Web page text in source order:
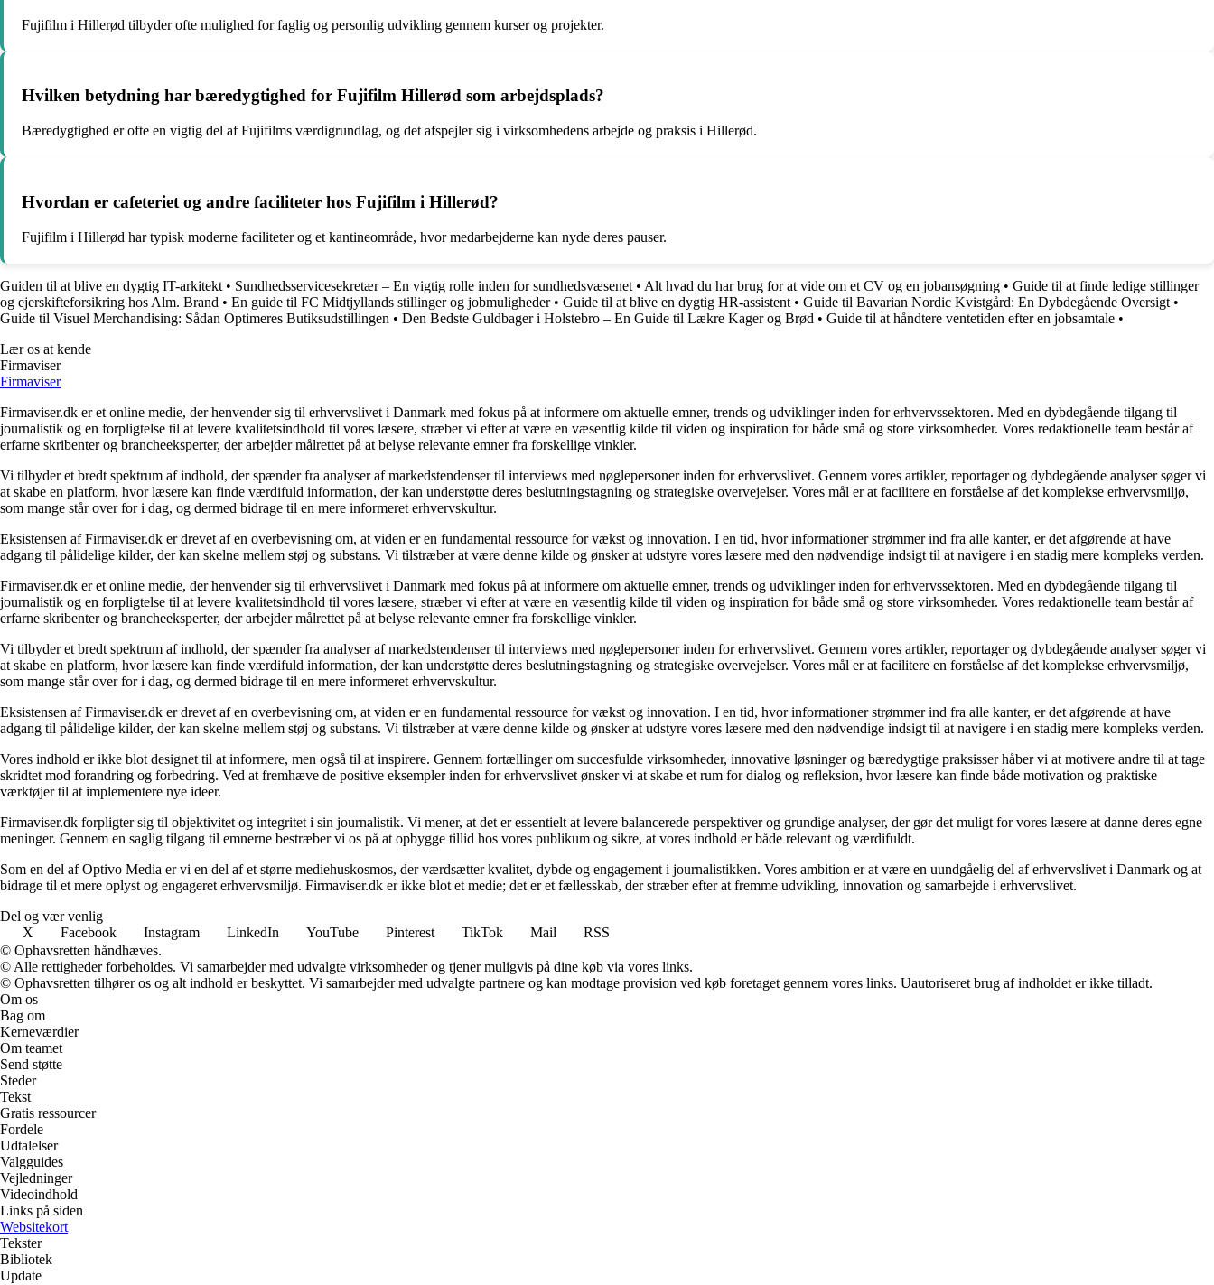
Fujifilm i Hillerød tilbyder ofte mulighed for faglig og personlig udvikling gennem kurser og projekter.
Hvilken betydning har bæredygtighed for Fujifilm Hillerød som arbejdsplads?
Bæredygtighed er ofte en vigtig del af Fujifilms værdigrundlag, og det afspejler sig i virksomhedens arbejde og praksis i Hillerød.
Hvordan er cafeteriet og andre faciliteter hos Fujifilm i Hillerød?
Fujifilm i Hillerød har typisk moderne faciliteter og et kantineområde, hvor medarbejderne kan nyde deres pauser.
Guiden til at blive en dygtig IT-arkitekt • Sundhedsservicesekretær – En vigtig rolle inden for sundhedsvæsenet • Alt hvad du har brug for at vide om et CV og en jobansøgning • Guide til at finde ledige stillinger
og ejerskifteforsikring hos Alm. Brand • En guide til FC Midtjyllands stillinger og jobmuligheder• Guide til at blive en dygtig HR-assistent • Guide til Bavarian Nordic Kvistgård: En Dybdegående Oversigt •
Guide til Visuel Merchandising: Sådan Optimeres Butiksudstillingen • Den Bedste Guldbager i Holstebro – En Guide til Lækre Kager og Brød • Guide til at håndtere ventetiden efter en jobsamtale •
Lær os at kende
Firmaviser
Firmaviser
Firmaviser.dk er et online medie, der henvender sig til erhvervslivet i Danmark med fokus på at informere om aktuelle emner, trends og udviklinger inden for erhvervssektoren. Med en dybdegående tilgang til
journalistik og en forpligtelse til at levere kvalitetsindhold til vores læsere, stræber vi efter at være en væsentlig kilde til viden og inspiration for både små og store virksomheder. Vores redaktionelle team består af
erfarne skribenter og brancheeksperter, der arbejder målrettet på at belyse relevante emner fra forskellige vinkler.
Vi tilbyder et bredt spektrum af indhold, der spænder fra analyser af markedstendenser til interviews med nøglepersoner inden for erhvervslivet. Gennem vores artikler, reportager og dybdegående analyser søger vi
at skabe en platform, hvor læsere kan finde værdifuld information, der kan understøtte deres beslutningstagning og strategiske overvejelser. Vores mål er at facilitere en forståelse af det komplekse erhvervsmiljø,
som mange står over for i dag, og dermed bidrage til en mere informeret erhvervskultur.
Eksistensen af Firmaviser.dk er drevet af en overbevisning om, at viden er en fundamental ressource for vækst og innovation. I en tid, hvor informationer strømmer ind fra alle kanter, er det afgørende at have
adgang til pålidelige kilder, der kan skelne mellem støj og substans. Vi tilstræber at være denne kilde og ønsker at udstyre vores læsere med den nødvendige indsigt til at navigere i en stadig mere kompleks verden.
Firmaviser.dk er et online medie, der henvender sig til erhvervslivet i Danmark med fokus på at informere om aktuelle emner, trends og udviklinger inden for erhvervssektoren. Med en dybdegående tilgang til
journalistik og en forpligtelse til at levere kvalitetsindhold til vores læsere, stræber vi efter at være en væsentlig kilde til viden og inspiration for både små og store virksomheder. Vores redaktionelle team består af
erfarne skribenter og brancheeksperter, der arbejder målrettet på at belyse relevante emner fra forskellige vinkler.
Vi tilbyder et bredt spektrum af indhold, der spænder fra analyser af markedstendenser til interviews med nøglepersoner inden for erhvervslivet. Gennem vores artikler, reportager og dybdegående analyser søger vi
at skabe en platform, hvor læsere kan finde værdifuld information, der kan understøtte deres beslutningstagning og strategiske overvejelser. Vores mål er at facilitere en forståelse af det komplekse erhvervsmiljø,
som mange står over for i dag, og dermed bidrage til en mere informeret erhvervskultur.
Eksistensen af Firmaviser.dk er drevet af en overbevisning om, at viden er en fundamental ressource for vækst og innovation. I en tid, hvor informationer strømmer ind fra alle kanter, er det afgørende at have
adgang til pålidelige kilder, der kan skelne mellem støj og substans. Vi tilstræber at være denne kilde og ønsker at udstyre vores læsere med den nødvendige indsigt til at navigere i en stadig mere kompleks verden.
Vores indhold er ikke blot designet til at informere, men også til at inspirere. Gennem fortællinger om succesfulde virksomheder, innovative løsninger og bæredygtige praksisser håber vi at motivere andre til at tage
skridtet mod forandring og forbedring. Ved at fremhæve de positive eksempler inden for erhvervslivet ønsker vi at skabe et rum for dialog og refleksion, hvor læsere kan finde både motivation og praktiske
værktøjer til at implementere nye ideer.
Firmaviser.dk forpligter sig til objektivitet og integritet i sin journalistik. Vi mener, at det er essentielt at levere balancerede perspektiver og grundige analyser, der gør det muligt for vores læsere at danne deres egne
meninger. Gennem en saglig tilgang til emnerne bestræber vi os på at opbygge tillid hos vores publikum og sikre, at vores indhold er både relevant og værdifuldt.
Som en del af Optivo Media er vi en del af et større mediehuskosmos, der værdsætter kvalitet, dybde og engagement i journalistikken. Vores ambition er at være en uundgåelig del af erhvervslivet i Danmark og at
bidrage til et mere oplyst og engageret erhvervsmiljø. Firmaviser.dk er ikke blot et medie; det er et fællesskab, der stræber efter at fremme udvikling, innovation og samarbejde i erhvervslivet.
Del og vær venlig
X
Facebook Instagram LinkedIn YouTube Pinterest TikTok Mail
RSS
© Ophavsretten håndhæves.
© Alle rettigheder forbeholdes. Vi samarbejder med udvalgte virksomheder og tjener muligvis på dine køb via vores links.
© Ophavsretten tilhører os og alt indhold er beskyttet. Vi samarbejder med udvalgte partnere og kan modtage provision ved køb foretaget gennem vores links. Uautoriseret brug af indholdet er ikke tilladt.
Om os
Bag om
Kerneværdier
Om teamet
Send støtte
Steder
Tekst
Gratis ressourcer
Fordele
Udtalelser
Valgguides
Vejledninger
Videoindhold
Links på siden
Websitekort
Tekster
Bibliotek
Update